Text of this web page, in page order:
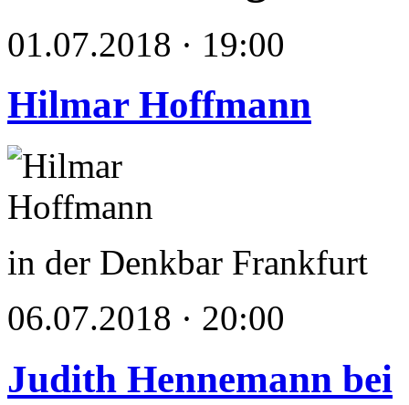
01.07.2018 · 19:00
Hilmar Hoffmann
in der Denkbar Frankfurt
06.07.2018 · 20:00
Judith Hennemann bei